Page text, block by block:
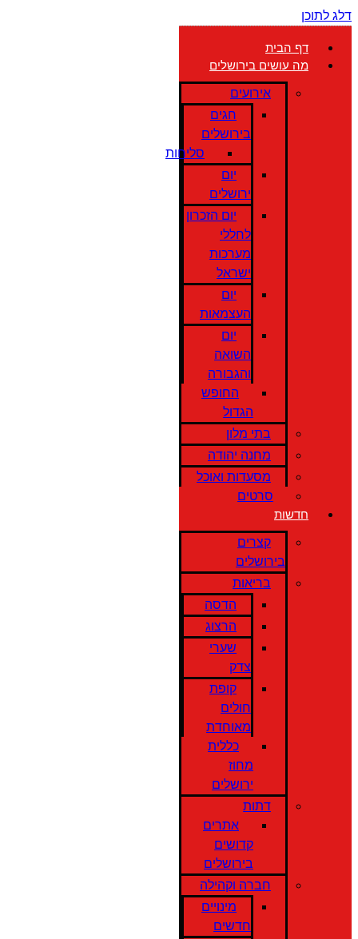
דלג לתוכן
דף הבית
מה עושים בירושלים
אירועים
חגים
בירושלים
סליחות
יום
ירושלים
יום הזכרון
לחללי
מערכות
ישראל
יום
העצמאות
יום
השואה
והגבורה
החופש
הגדול
בתי מלון
מחנה יהודה
מסעדות ואוכל
סרטים
חדשות
קצרים
בירושלים
בריאות
הדסה
הרצוג
שערי
צדק
קופת
חולים
מאוחדת
כללית
מחוז
ירושלים
דתות
אתרים
קדושים
בירושלים
חברה וקהילה
מינויים
חדשים